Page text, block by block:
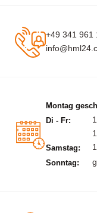
+49 341 961
Montag
Di - Fr:
Samstag:
Sonntag: